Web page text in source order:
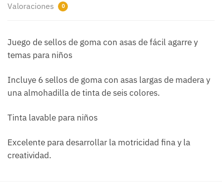
Valoraciones 0
Juego de sellos de goma con asas de fácil agarre y
temas para niños
Incluye 6 sellos de goma con asas largas de madera y
una almohadilla de tinta de seis colores.
Tinta lavable para niños
Excelente para desarrollar la motricidad fina y la
creatividad.